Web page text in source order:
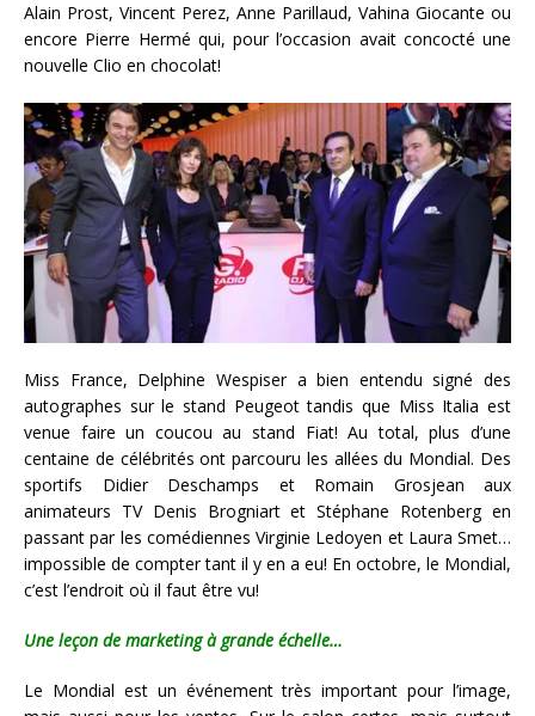
Alain Prost, Vincent Perez, Anne Parillaud, Vahina Giocante ou
encore Pierre Hermé qui, pour l’occasion avait concocté une
nouvelle Clio en chocolat!
Miss France, Delphine Wespiser a bien entendu signé des
autographes sur le stand Peugeot tandis que Miss Italia est
venue faire un coucou au stand Fiat! Au total, plus d’une
centaine de célébrités ont parcouru les allées du Mondial. Des
sportifs Didier Deschamps et Romain Grosjean aux
animateurs TV Denis Brogniart et Stéphane Rotenberg en
passant par les comédiennes Virginie Ledoyen et Laura Smet…
impossible de compter tant il y en a eu! En octobre, le Mondial,
c’est l’endroit où il faut être vu!
Une leçon de marketing à grande échelle…
Le Mondial est un événement très important pour l’image,